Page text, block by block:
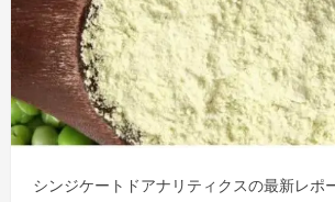
シンジケートドアナリティクスの最新レポ